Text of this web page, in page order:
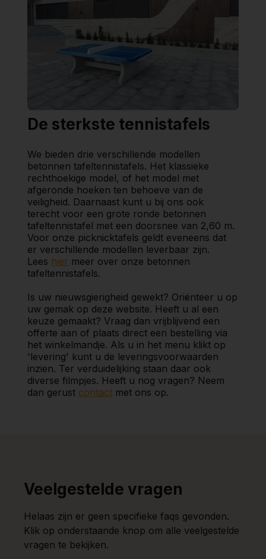
De sterkste tennistafels
We bieden drie verschillende modellen
betonnen tafeltennistafels. Het klassieke
rechthoekige model, of het model met
afgeronde hoeken ten behoeve van de
veiligheid. Daarnaast kunt u bij ons ook
terecht voor een grote ronde betonnen
tafeltennistafel met een doorsnee van 2,60 m.
Voor onze picknicktafels geldt eveneens dat
er verschillende modellen leverbaar zijn.
Lees hier meer over onze betonnen
tafeltennistafels.
Is uw nieuwsgierigheid gewekt? Oriënteer u op
uw gemak op deze website. Heeft u al een
keuze gemaakt? Vraag dan vrijblijvend een
offerte aan of plaats direct een bestelling via
het winkelmandje. Als u in het menu klikt op
'levering' kunt u de leveringsvoorwaarden
inzien. Ter verduidelijking staan daar ook
diverse filmpjes. Heeft u nog vragen? Neem
dan gerust contact met ons op.
Veelgestelde vragen
Helaas zijn er geen specifieke faqs gevonden.
Klik op onderstaande knop om alle veelgestelde
vragen te bekijken.